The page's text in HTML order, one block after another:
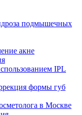
подмышечных
акне
IPL
формы губ
в Москве